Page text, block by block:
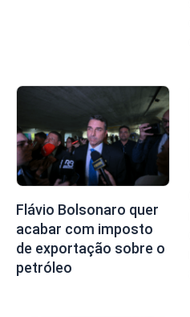
Flávio Bolsonaro quer
acabar com imposto
de exportação sobre o
petróleo